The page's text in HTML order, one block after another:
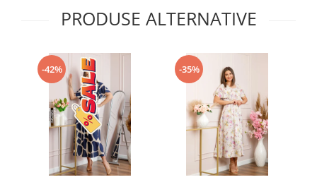
PRODUSE ALTERNATIVE
-42% -35%